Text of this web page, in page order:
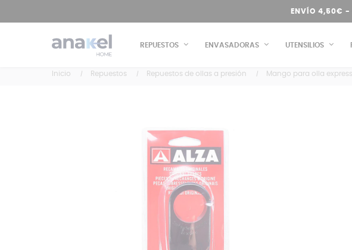
ENVÍO 4,50€ -
REPUESTOS ENVASADORAS UTENSILIOS
Inicio Repuestos Repuestos de ollas a presión Mango para olla express